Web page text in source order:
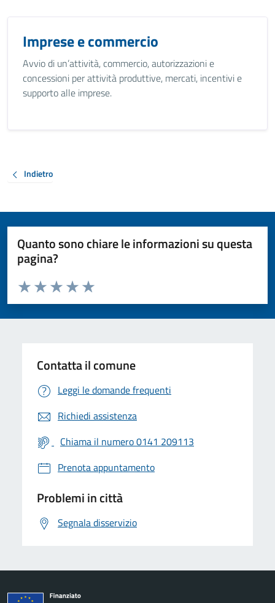
Imprese e commercio
Avvio di un’attività, commercio, autorizzazioni e
concessioni per attività produttive, mercati, incentivi e
supporto alle imprese.
Indietro
Quanto sono chiare le informazioni su questa
pagina?
Valuta da 1 a 5 stelle la pagina
Valuta 5 stelle su 5
Valuta 4 stelle su 5
Valuta 3 stelle su 5
Valuta 2 stelle su 5
Valuta 1 stelle su 5
Contatta il comune
Leggi le domande frequenti
Richiedi assistenza
Chiama il numero 0141 209113
Prenota appuntamento
Problemi in città
Segnala disservizio